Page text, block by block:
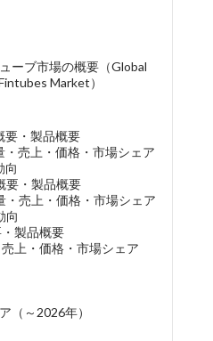
ーブ市場の概要（Global
Market）
要・製品概要
売上・価格・市場シェア
向
要・製品概要
売上・価格・市場シェア
向
製品概要
上・価格・市場シェア
（～2026年）